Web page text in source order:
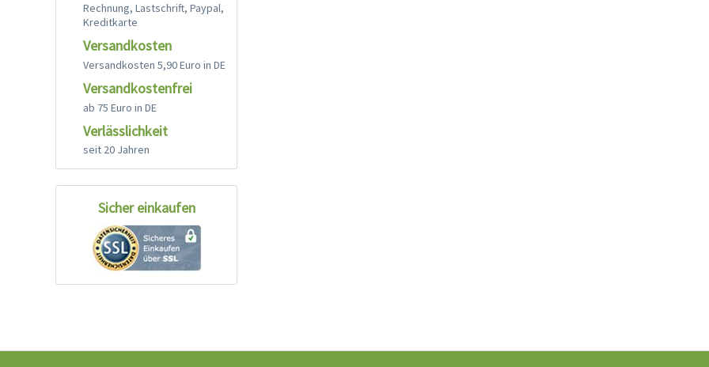
Rechnung, Lastschrift, Paypal,
Kreditkarte
Versandkosten
Versandkosten 5,90 Euro in DE
Versandkostenfrei
ab 75 Euro in DE
Verlässlichkeit
seit 20 Jahren
Sicher einkaufen